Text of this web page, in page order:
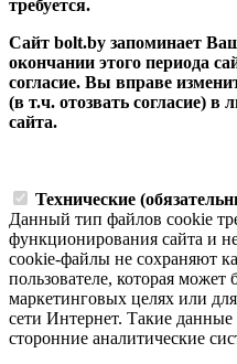
требуется.
Сайт bolt.by запоминает
окончании этого периода
согласие. Вы вправе
(в т.ч. отозвать согласие) в
сайта.
Технические
Данный тип файлов cookie
функционирования сайта и
сookie-файлы не сохраняют
пользователе, которая может
маркетинговых целях или
сети Интернет. Такие данные
сторонние аналитические